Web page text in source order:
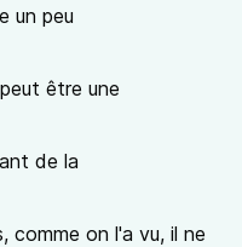
un peu
être une
de la
comme on l'a vu, il ne